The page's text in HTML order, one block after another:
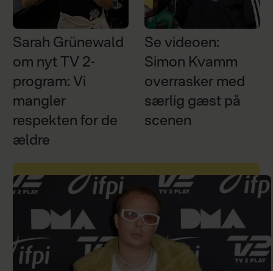
Sarah Grünewald
om nyt TV 2-
program: Vi
mangler
respekten for de
ældre
Se videoen:
Simon Kvamm
overrasker med
særlig gæst på
scenen